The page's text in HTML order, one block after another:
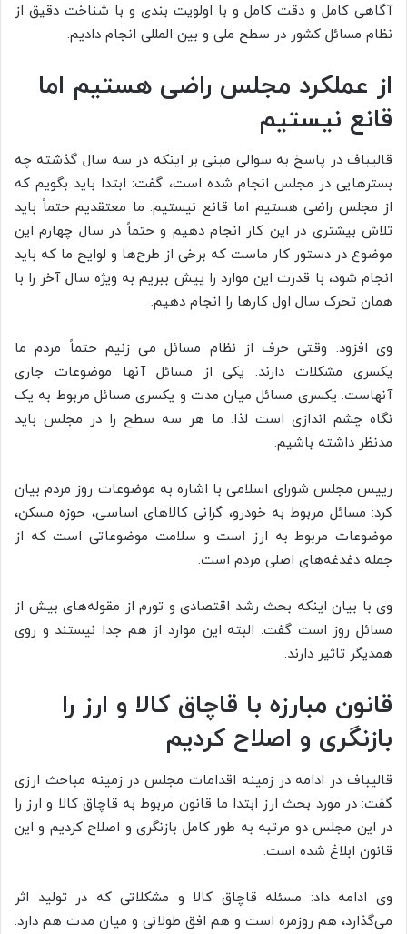
آگاهی کامل و دقت کامل و با اولویت بندی و با شناخت دقیق از
نظام مسائل کشور در سطح ملی و بین المللی انجام دادیم.
از عملکرد مجلس راضی هستیم اما
قانع نیستیم
قالیباف در پاسخ به سوالی مبنی بر اینکه در سه سال گذشته چه
بسترهایی در مجلس انجام شده است، گفت: ابتدا باید بگویم که
از مجلس راضی هستیم اما قانع نیستیم. ما معتقدیم حتماً باید
تلاش بیشتری در این کار انجام دهیم و حتماً در سال چهارم این
موضوع در دستور کار ماست که برخی از طرح‌ها و لوایح ما که باید
انجام شود، با قدرت این موارد را پیش ببریم به ویژه سال آخر را با
همان تحرک سال اول کارها را انجام دهیم.
وی افزود: وقتی حرف از نظام مسائل می زنیم حتماً مردم ما
یکسری مشکلات دارند. یکی از مسائل آنها موضوعات جاری
آنهاست. یکسری مسائل میان مدت و یکسری مسائل مربوط به یک
نگاه چشم اندازی است لذا. ما هر سه سطح را در مجلس باید
مدنظر داشته باشیم.
رییس مجلس شورای اسلامی با اشاره به موضوعات روز مردم بیان
کرد: مسائل مربوط به خودرو، گرانی کالاهای اساسی، حوزه مسکن،
موضوعات مربوط به ارز است و سلامت موضوعاتی است که از
جمله دغدغه‌های اصلی مردم است.
وی با بیان اینکه بحث رشد اقتصادی و تورم از مقوله‌های بیش از
مسائل روز است گفت: البته این موارد از هم جدا نیستند و روی
همدیگر تاثیر دارند.
قانون مبارزه با قاچاق کالا و ارز را
بازنگری و اصلاح کردیم
قالیباف در ادامه در زمینه اقدامات مجلس در زمینه مباحث ارزی
گفت: در مورد بحث ارز ابتدا ما قانون مربوط به قاچاق کالا و ارز را
در این مجلس دو مرتبه به طور کامل بازنگری و اصلاح کردیم و این
قانون ابلاغ شده است.
وی ادامه داد: مسئله قاچاق کالا و مشکلاتی که در تولید اثر
می‌گذارد، هم روزمره است و هم افق طولانی و میان مدت هم دارد.